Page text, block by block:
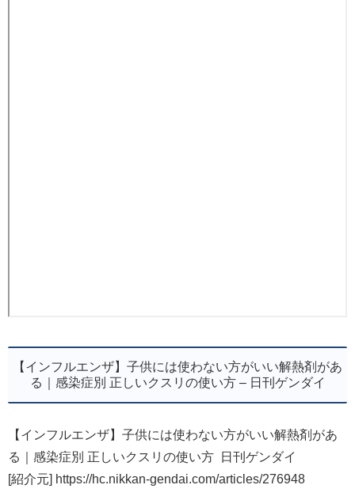
【インフルエンザ】子供には使わない方がいい解熱剤があ
る｜感染症別 正しいクスリの使い方 – 日刊ゲンダイ
【インフルエンザ】子供には使わない方がいい解熱剤があ
る｜感染症別 正しいクスリの使い方 日刊ゲンダイ
[紹介元] https://hc.nikkan-gendai.com/articles/276948